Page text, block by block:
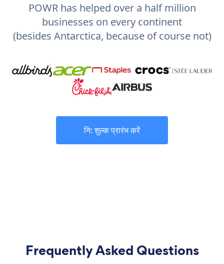
POWR has helped over a half million
businesses on every continent
(besides Antarctica, because of course not)
नि: शुल्क प्रारंभ करें
Frequently Asked Questions